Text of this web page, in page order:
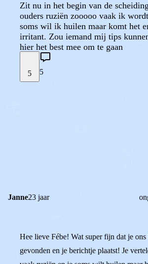
Zit nu in het begin van de
ouders ruziën zooooo vaak ik
soms wil ik huilen maar komt het
irritant. Zou iemand mij tips
hier het best mee om te gaan
5 5
Janne23 jaar
Hee lieve Fébe! Wat super fijn dat je
gevonden en je berichtje plaatst! Je